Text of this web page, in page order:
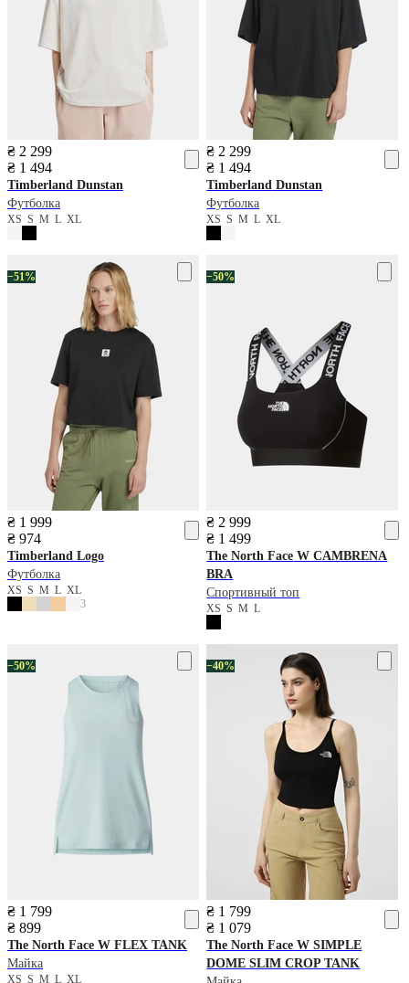
₴ 2 299
₴ 1 494
Timberland Dunstan
Футболка
XS S M L XL
₴ 2 299
₴ 1 494
Timberland Dunstan
Футболка
XSSMLXL
−51%
₴ 1 999
₴ 974
Timberland Logo
Футболка
XS S M L XL
3
−50%
₴ 2 999
₴ 1 499
The North Face W CAMBRENA
BRA
Спортивный топ
XSSML
−50%
₴ 1 799
₴ 899
The North Face W FLEX TANK
Майка
XS S M L XL
−40%
₴ 1 799
₴ 1 079
The North Face W SIMPLE
DOME SLIM CROP TANK